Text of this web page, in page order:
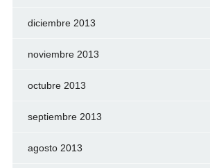
diciembre 2013
noviembre 2013
octubre 2013
septiembre 2013
agosto 2013